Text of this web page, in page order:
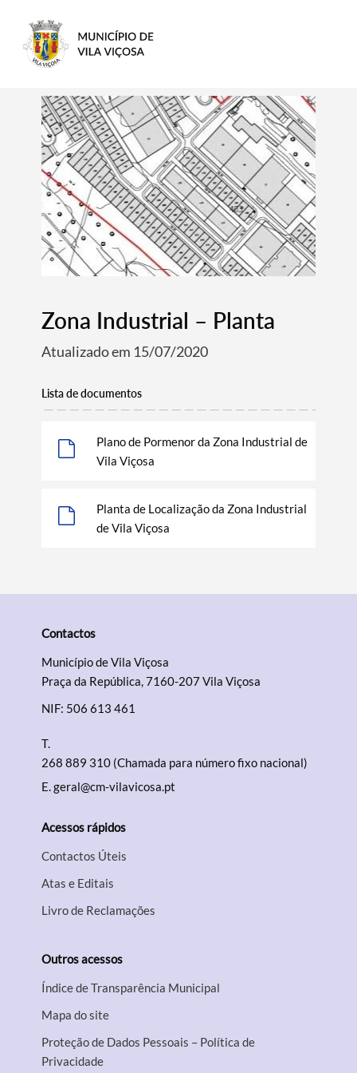
Termo de Pesquisa
Categorias gerais
Filtros
Zona Industrial – Planta
Atualizado em 15/07/2020
Lista de documentos
Plano de Pormenor da Zona Industrial de
Vila Viçosa
Planta de Localização da Zona Industrial
de Vila Viçosa
Contactos
Município de Vila Viçosa
Praça da República, 7160-207 Vila Viçosa
NIF: 506 613 461
T.
268 889 310 (Chamada para número fixo nacional)
E.geral@cm-vilavicosa.pt
Acessos rápidos
Contactos Úteis
Atas e Editais
Livro de Reclamações
Outros acessos
Índice de Transparência Municipal
Mapa do site
Proteção de Dados Pessoais – Política de
Privacidade